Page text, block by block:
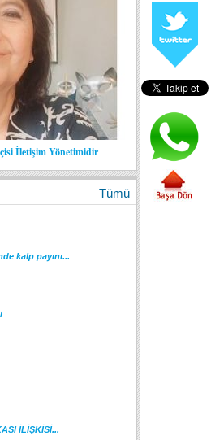
İletişim Yönetimidir
Tümü
kalp payını...
İLİŞKİSİ...